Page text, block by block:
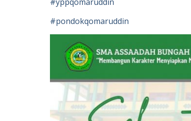
#pondokqomaruddin